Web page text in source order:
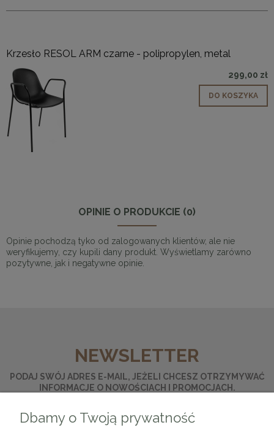
Krzesło RESOL ARM czarne - polipropylen, metal
299,00 zł
DO KOSZYKA
OPINIE O PRODUKCIE (0)
Opinie pochodzą tyko od zalogowanych klientów, ale nie
weryfikujemy, czy kupili dany produkt. Wyświetlamy zarówno
pozytywne, jak i negatywne opinie.
NEWSLETTER
PODAJ SWÓJ ADRES E-MAIL, JEŻELI CHCESZ OTRZYMYWAĆ
INFORMACJE O NOWOŚCIACH I PROMOCJACH.
Dbamy o Twoją prywatność